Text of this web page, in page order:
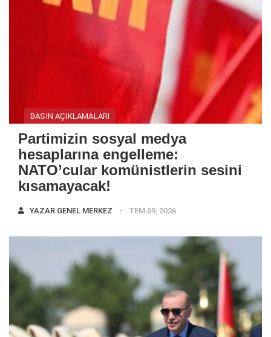
BASIN AÇIKLAMALARI
Partimizin sosyal medya
hesaplarına engelleme:
NATO’cular komünistlerin sesini
kısamayacak!
YAZAR GENEL MERKEZ TEM 09, 2026